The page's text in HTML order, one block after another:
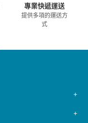
專業快遞運送
提供多項的運送方
式